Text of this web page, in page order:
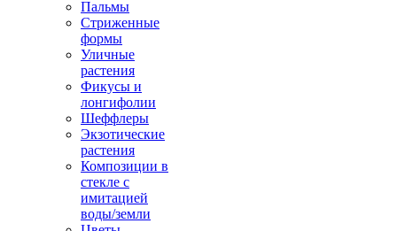
Пальмы
Стриженные
формы
Уличные
растения
Фикусы и
лонгифолии
Шеффлеры
Экзотические
растения
Композиции в
стекле с
имитацией
воды/земли